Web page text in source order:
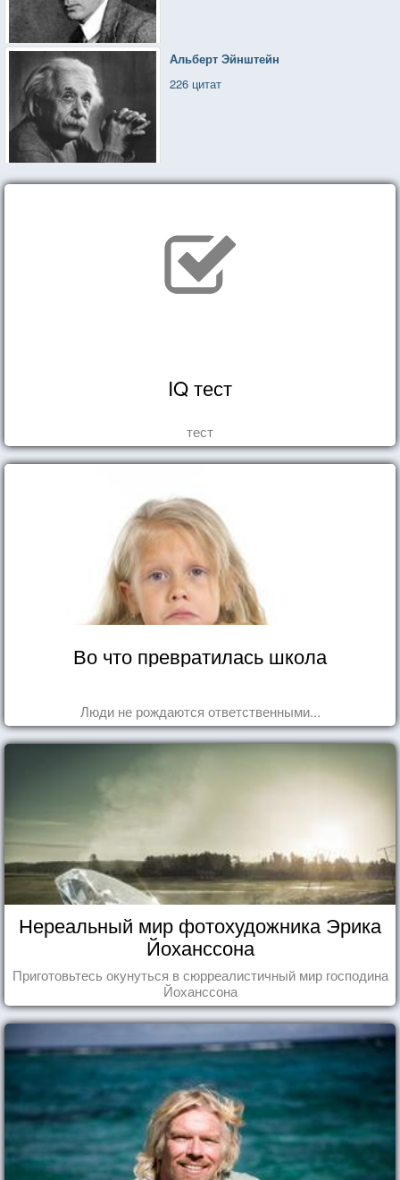
Альберт Эйнштейн
226 цитат
IQ тест
тест
Во что превратилась школа
Люди не рождаются ответственными...
Нереальный мир фотохудожника Эрика
Йоханссона
Приготовьтесь окунуться в сюрреалистичный мир господина
Йоханссона